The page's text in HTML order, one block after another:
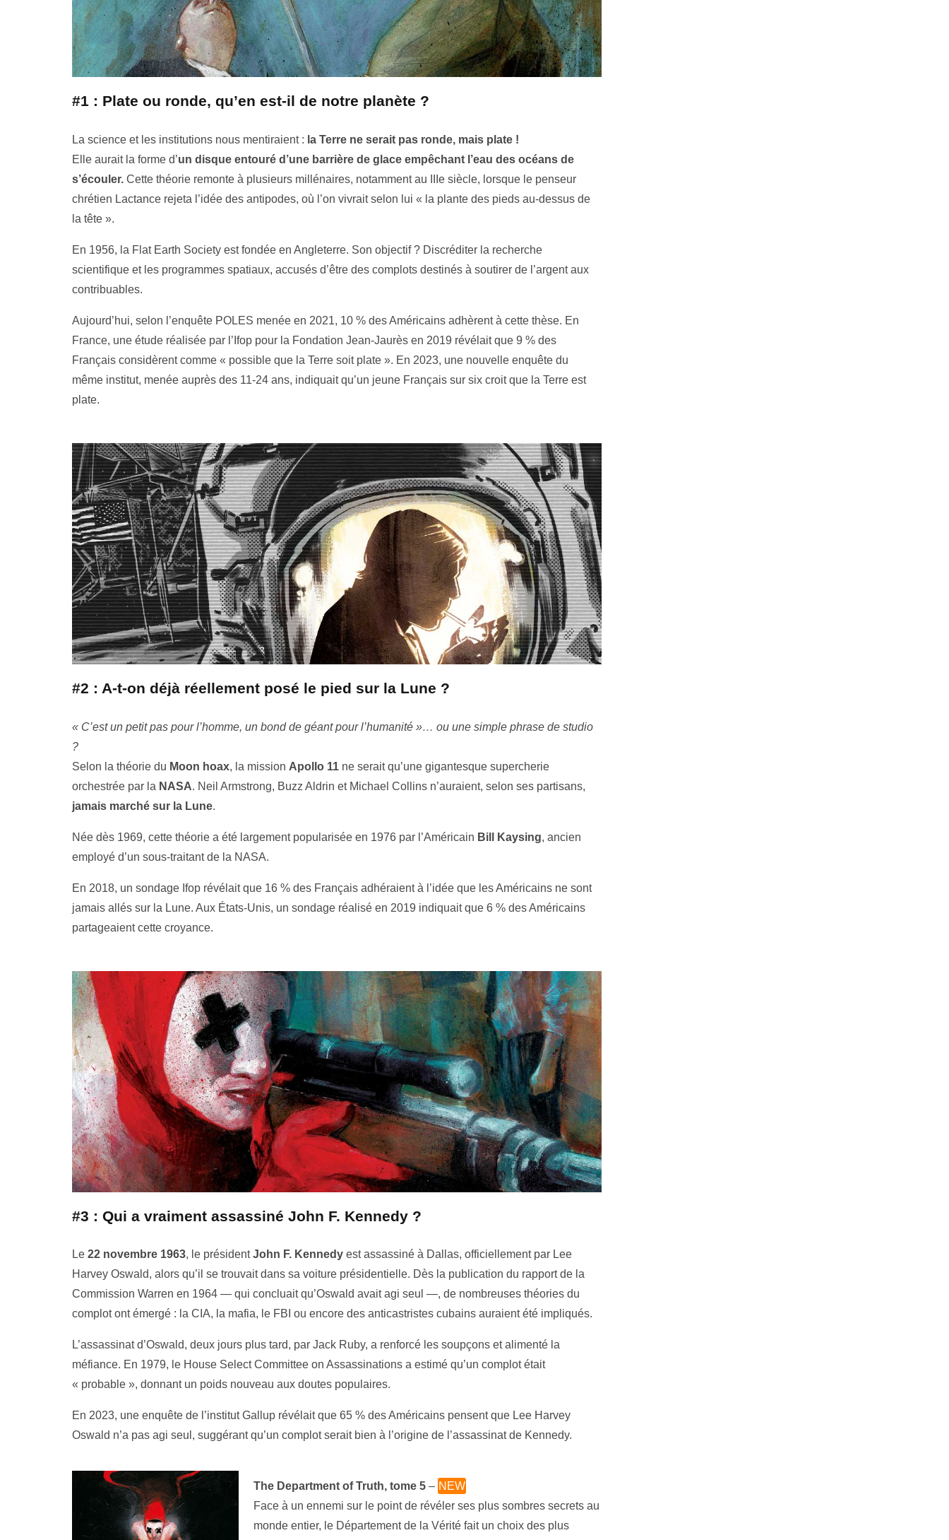
#1 : Plate ou ronde, qu’en est-il de notre planète ?
La science et les institutions nous mentiraient : la Terre ne serait pas ronde, mais plate !
Elle aurait la forme d’un disque entouré d’une barrière de glace empêchant l’eau des océans de
s’écouler. Cette théorie remonte à plusieurs millénaires, notamment au IIIe siècle, lorsque le penseur
chrétien Lactance rejeta l’idée des antipodes, où l’on vivrait selon lui « la plante des pieds au-dessus de
la tête ».
En 1956, la Flat Earth Society est fondée en Angleterre. Son objectif ? Discréditer la recherche
scientifique et les programmes spatiaux, accusés d’être des complots destinés à soutirer de l’argent aux
contribuables.
Aujourd’hui, selon l’enquête POLES menée en 2021, 10 % des Américains adhèrent à cette thèse. En
France, une étude réalisée par l’Ifop pour la Fondation Jean-Jaurès en 2019 révélait que 9 % des
Français considèrent comme « possible que la Terre soit plate ». En 2023, une nouvelle enquête du
même institut, menée auprès des 11-24 ans, indiquait qu’un jeune Français sur six croit que la Terre est
plate.
#2 : A-t-on déjà réellement posé le pied sur la Lune ?
« C’est un petit pas pour l’homme, un bond de géant pour l’humanité »… ou une simple phrase de studio
?
Selon la théorie du Moon hoax, la mission Apollo 11 ne serait qu’une gigantesque supercherie
orchestrée par la NASA. Neil Armstrong, Buzz Aldrin et Michael Collins n’auraient, selon ses partisans,
jamais marché sur la Lune.
Née dès 1969, cette théorie a été largement popularisée en 1976 par l’Américain Bill Kaysing, ancien
employé d’un sous-traitant de la NASA.
En 2018, un sondage Ifop révélait que 16 % des Français adhéraient à l’idée que les Américains ne sont
jamais allés sur la Lune. Aux États-Unis, un sondage réalisé en 2019 indiquait que 6 % des Américains
partageaient cette croyance.
#3 : Qui a vraiment assassiné John F. Kennedy ?
Le 22 novembre 1963, le présidentJohn F. Kennedy est assassiné à Dallas, officiellement par Lee
Harvey Oswald, alors qu’il se trouvait dans sa voiture présidentielle. Dès la publication du rapport de la
Commission Warren en 1964 — qui concluait qu’Oswald avait agi seul —, de nombreuses théories du
complot ont émergé : la CIA, la mafia, le FBI ou encore des anticastristes cubains auraient été impliqués.
L’assassinat d’Oswald, deux jours plus tard, par Jack Ruby, a renforcé les soupçons et alimenté la
méfiance. En 1979, le House Select Committee on Assassinations a estimé qu’un complot était
« probable », donnant un poids nouveau aux doutes populaires.
En 2023, une enquête de l’institut Gallup révélait que 65 % des Américains pensent que Lee Harvey
Oswald n’a pas agi seul, suggérant qu’un complot serait bien à l’origine de l’assassinat de Kennedy.
The Department of Truth, tome 5– NEW
Face à un ennemi sur le point de révéler ses plus sombres secrets au
monde entier, le Département de la Vérité fait un choix des plus